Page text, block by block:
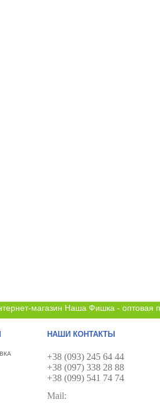
магазин Наша Фишка - оптовая
НАШИ КОНТАКТЫ
+38 (093) 245 64 44
+38 (097) 338 28 88
+38 (099) 541 74 74
Mail: